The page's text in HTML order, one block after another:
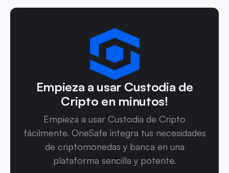
Empieza a usar Custodia de
Cripto en minutos!
Empieza a usar Custodia de Cripto
fácilmente. OneSafe integra tus necesidades
de criptomonedas y banca en una
plataforma sencilla y potente.